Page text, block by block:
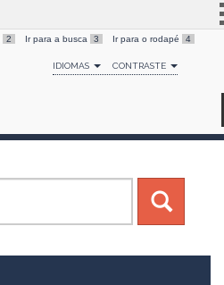
Simplifique!
Comunica BR
Canais
2 Ir para a busca 3 Ir para o rodapé 4
IDIOMAS CONTRASTE